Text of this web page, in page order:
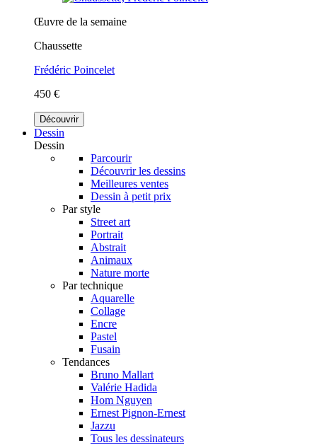
Œuvre de la semaine
Chaussette
Frédéric Poincelet
450 €
Découvrir
Dessin
Dessin
Parcourir
Découvrir les dessins
Meilleures ventes
Dessin à petit prix
Par style
Street art
Portrait
Abstrait
Animaux
Nature morte
Par technique
Aquarelle
Collage
Encre
Pastel
Fusain
Tendances
Bruno Mallart
Valérie Hadida
Hom Nguyen
Ernest Pignon-Ernest
Jazzu
Tous les dessinateurs